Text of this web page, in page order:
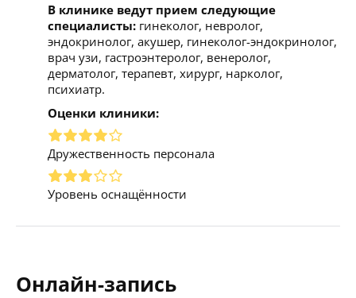
В клинике ведут прием следующие
специалисты: гинеколог, невролог,
эндокринолог, акушер, гинеколог-эндокринолог,
врач узи, гастроэнтеролог, венеролог,
дерматолог, терапевт, хирург, нарколог,
психиатр.
Оценки клиники:
Дружественность персонала
Уровень оснащённости
Онлайн-запись